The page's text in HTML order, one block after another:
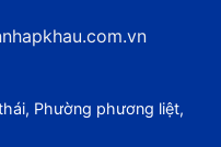
Phường phương liệt,